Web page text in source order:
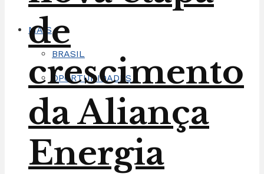
MAIS
BRASIL
OPORTUNIDADES
de
crescimento
da Aliança
Energia